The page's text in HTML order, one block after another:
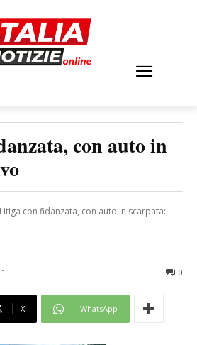
con auto in
Litiga con fidanzata, con auto in scarpata:
0
X WhatsApp